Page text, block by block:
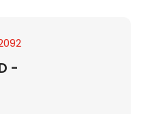
-